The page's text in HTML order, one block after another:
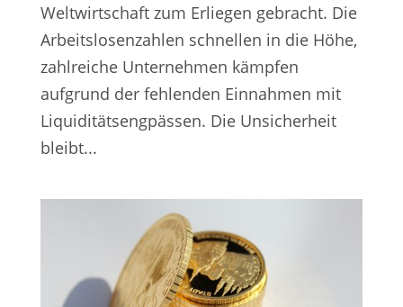
Weltwirtschaft zum Erliegen gebracht. Die
Arbeitslosenzahlen schnellen in die Höhe,
zahlreiche Unternehmen kämpfen
aufgrund der fehlenden Einnahmen mit
Liquiditätsengpässen. Die Unsicherheit
bleibt...